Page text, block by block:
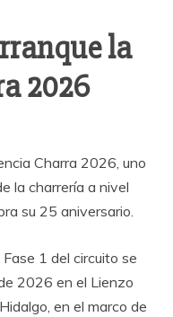
la
2026
Charra 2026, uno
la charrería a nivel
su 25 aniversario.
1 del circuito se
2026 en el Lienzo
en el marco de